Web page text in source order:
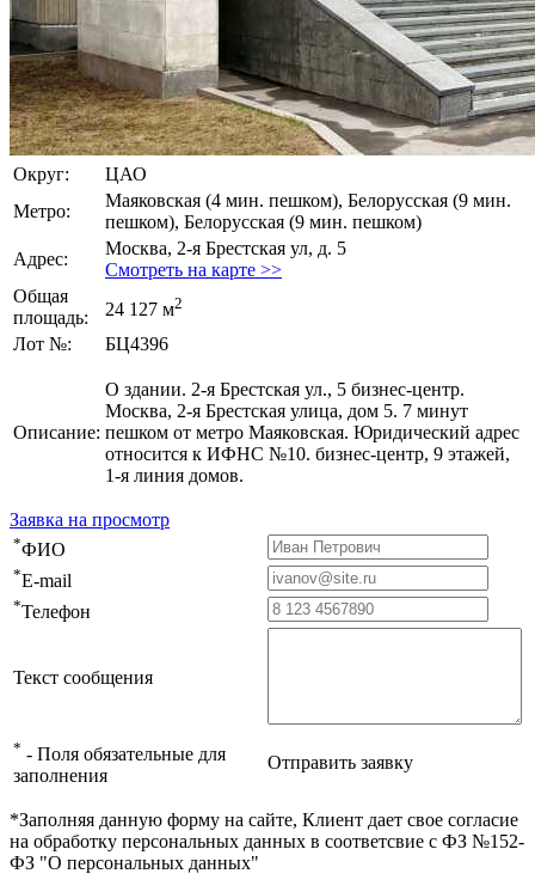
Округ:
ЦАО
Метро:
Маяковская (4 мин. пешком), Белорусская (9 мин.
пешком), Белорусская (9 мин. пешком)
Адрес:
Москва, 2-я Брестская ул, д. 5
Смотреть на карте >>
Общая
площадь:
24 127 м2
Лот №: БЦ4396
Описание:
О здании. 2-я Брестская ул., 5 бизнес-центр.
Москва, 2-я Брестская улица, дом 5. 7 минут
пешком от метро Маяковская. Юридический адрес
относится к ИФНС №10. бизнес-центр, 9 этажей,
1-я линия домов.
Заявка на просмотр
*ФИО
*E-mail
*Телефон
Текст сообщения
* - Поля обязательные для
заполнения
Отправить заявку
*Заполняя данную форму на сайте, Клиент дает свое согласие
на обработку персональных данных в соответсвие с ФЗ №152-
ФЗ "О персональных данных"